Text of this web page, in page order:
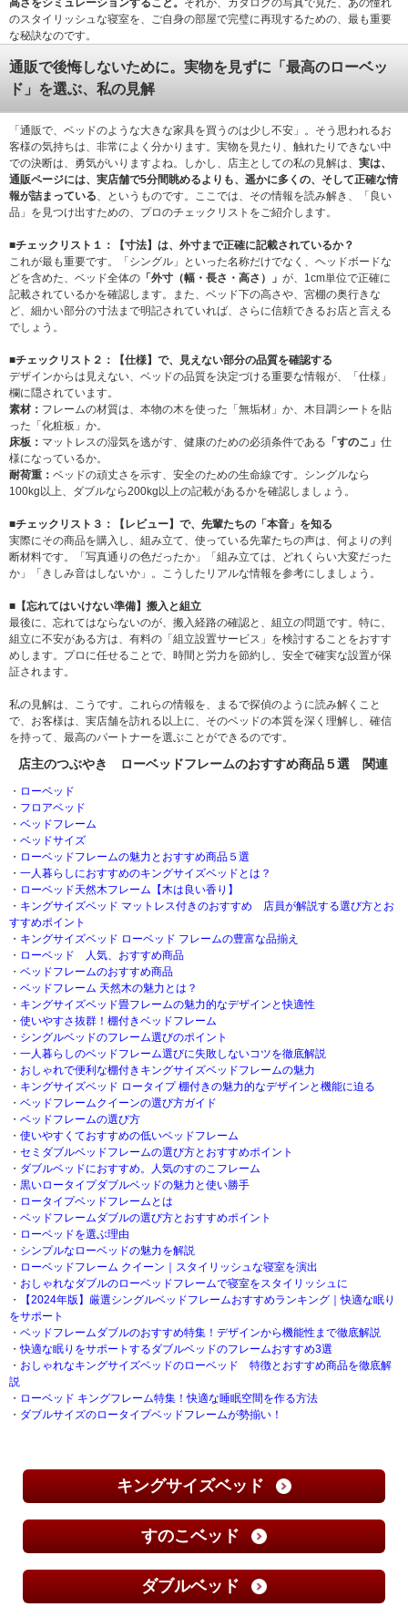
のスタイリッシュな寝室を、ご自身の部屋で完璧に再現するための、最も重要
な秘訣なのです。
通販で後悔しないために。実物を見ずに「最高のローベッ
ド」を選ぶ、私の見解
「通販で、ベッドのような大きな家具を買うのは少し不安」。そう思われるお
客様の気持ちは、非常によく分かります。実物を見たり、触れたりできない中
での決断は、勇気がいりますよね。しかし、店主としての私の見解は、 実は、
通販ページには、実店舗で5分間眺めるよりも、遥かに多くの、そして正確な情
報が詰まっている 、というものです。ここでは、その情報を読み解き、「良い
品」を見つけ出すための、プロのチェックリストをご紹介します。
■チェックリスト１：【寸法】は、外寸まで正確に記載されているか？
これが最も重要です。「シングル」といった名称だけでなく、ヘッドボードな
どを含めた、ベッド全体の 「外寸（幅・長さ・高さ）」 が、1cm単位で正確に
記載されているかを確認します。また、ベッド下の高さや、宮棚の奥行きな
ど、細かい部分の寸法まで明記されていれば、さらに信頼できるお店と言える
でしょう。
■チェックリスト２：【仕様】で、見えない部分の品質を確認する
デザインからは見えない、ベッドの品質を決定づける重要な情報が、「仕様」
欄に隠されています。
素材： フレームの材質は、本物の木を使った「無垢材」か、木目調シートを貼
った「化粧板」か。
床板： マットレスの湿気を逃がす、健康のための必須条件である 「すのこ」 仕
様になっているか。
耐荷重： ベッドの頑丈さを示す、安全のための生命線です。シングルなら
100kg以上、ダブルなら200kg以上の記載があるかを確認しましょう。
■チェックリスト３：【レビュー】で、先輩たちの「本音」を知る
実際にその商品を購入し、組み立て、使っている先輩たちの声は、何よりの判
断材料です。「写真通りの色だったか」「組み立ては、どれくらい大変だった
か」「きしみ音はしないか」。こうしたリアルな情報を参考にしましょう。
■【忘れてはいけない準備】搬入と組立
最後に、忘れてはならないのが、搬入経路の確認と、組立の問題です。特に、
組立に不安がある方は、有料の「組立設置サービス」を検討することをおすす
めします。プロに任せることで、時間と労力を節約し、安全で確実な設置が保
証されます。
私の見解は、こうです。これらの情報を、まるで探偵のように読み解くこと
で、お客様は、実店舗を訪れる以上に、そのベッドの本質を深く理解し、確信
を持って、最高のパートナーを選ぶことができるのです。
店主のつぶやき ローベッドフレームのおすすめ商品５選 関連
・ ローベッド
・ フロアベッド
・ ベッドフレーム
・ ベッドサイズ
・ ローベッドフレームの魅力とおすすめ商品５選
・ 一人暮らしにおすすめのキングサイズベッドとは？
・ ローベッド天然木フレーム【木は良い香り】
・ キングサイズベッド マットレス付きのおすすめ 店員が解説する選び方とお
すすめポイント
・ キングサイズベッド ローベッド フレームの豊富な品揃え
・ ローベッド 人気、おすすめ商品
・ ベッドフレームのおすすめ商品
・ ベッドフレーム 天然木の魅力とは？
・ キングサイズベッド畳フレームの魅力的なデザインと快適性
・ 使いやすさ抜群！棚付きベッドフレーム
・ シングルベッドのフレーム選びのポイント
・ 一人暮らしのベッドフレーム選びに失敗しないコツを徹底解説
・ おしゃれで便利な棚付きキングサイズベッドフレームの魅力
・ キングサイズベッド ロータイプ 棚付きの魅力的なデザインと機能に迫る
・ ベッドフレームクイーンの選び方ガイド
・ ベッドフレームの選び方
・ 使いやすくておすすめの低いベッドフレーム
・ セミダブルベッドフレームの選び方とおすすめポイント
・ ダブルベッドにおすすめ。人気のすのこフレーム
・ 黒いロータイプダブルベッドの魅力と使い勝手
・ ロータイプベッドフレームとは
・ ベッドフレームダブルの選び方とおすすめポイント
・ ローベッドを選ぶ理由
・ シンプルなローベッドの魅力を解説
・ ローベッドフレーム クイーン｜スタイリッシュな寝室を演出
・ おしゃれなダブルのローベッドフレームで寝室をスタイリッシュに
・
【2024年版】厳選シングルベッドフレームおすすめランキング｜快適な眠り
をサポート
・ ベッドフレームダブルのおすすめ特集！デザインから機能性まで徹底解説
・快適な眠りをサポートするダブルベッドのフレームおすすめ3選
・ おしゃれなキングサイズベッドのローベッド 特徴とおすすめ商品を徹底解
説
・ ローベッド キングフレーム特集！快適な睡眠空間を作る方法
・ ダブルサイズのロータイプベッドフレームが勢揃い！
キングサイズベッド
すのこベッド
ダブルベッド